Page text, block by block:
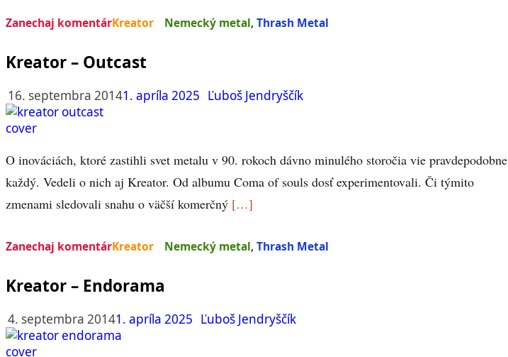
Zanechaj komentárKreator Nemecký metal, Thrash Metal
Kreator – Outcast
16. septembra 20141. apríla 2025 Ľuboš Jendryščík
O inováciách, ktoré zastihli svet metalu v 90. rokoch dávno minulého storočia vie pravdepodobne
každý. Vedeli o nich aj Kreator. Od albumu Coma of souls dosť experimentovali. Či týmito
zmenami sledovali snahu o väčší komerčný […]
Zanechaj komentárKreator Nemecký metal, Thrash Metal
Kreator – Endorama
4. septembra 20141. apríla 2025 Ľuboš Jendryščík